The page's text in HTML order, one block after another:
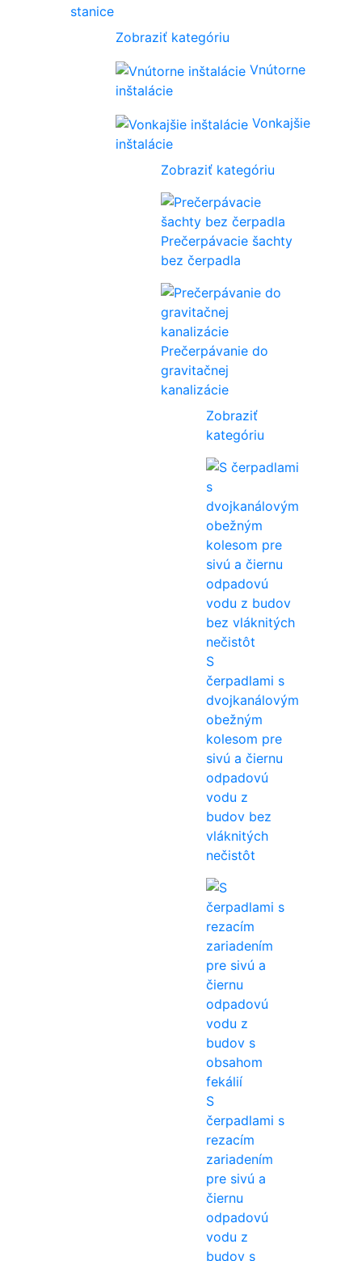
stanice
Zobraziť kategóriu
Vnútorne
inštalácie
Vonkajšie
inštalácie
Zobraziť kategóriu
Prečerpávacie šachty
bez čerpadla
Prečerpávanie do
gravitačnej
kanalizácie
Zobraziť
kategóriu
S
čerpadlami s
dvojkanálovým
obežným
kolesom pre
sivú a čiernu
odpadovú
vodu z
budov bez
vláknitých
nečistôt
S
čerpadlami s
rezacím
zariadením
pre sivú a
čiernu
odpadovú
vodu z
budov s